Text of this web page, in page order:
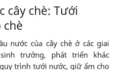
cây chè: Tưới
nước của cây chè ở các giai
trưởng, phát triển khác
trình tưới nước, giữ ẩm cho